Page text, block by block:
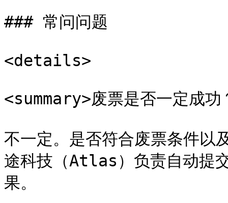
### 常问问题
<details>
<summary>废票是否一定成
不一定。是否符合废票条件以
途科技（Atlas）负责自动提
果。